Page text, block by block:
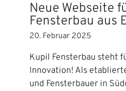
Neue Webseite
Fensterbau aus
20. Februar 2025
Kupil Fensterbau steht
Innovation! Als
und Fensterbauer in